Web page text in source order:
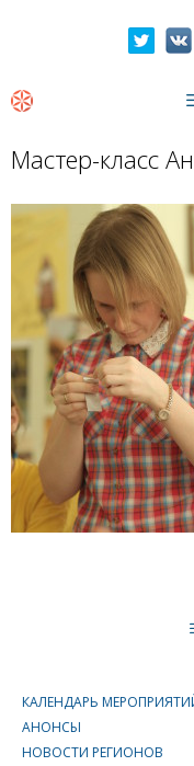
Мастер-класс
КАЛЕНДАРЬ
АНОНСЫ
НОВОСТИ РЕГИОНОВ